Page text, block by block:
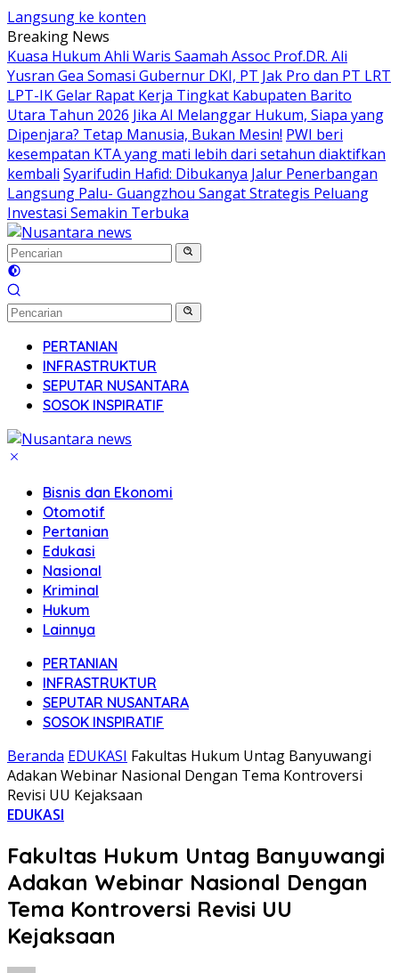
Langsung ke konten
Breaking News
Kuasa Hukum Ahli Waris Saamah Assoc Prof.DR. Ali
Yusran Gea Somasi Gubernur DKI, PT Jak Pro dan PT LRT
LPT-IK Gelar Rapat Kerja Tingkat Kabupaten Barito
Utara Tahun 2026 Jika AI Melanggar Hukum, Siapa yang
Dipenjara? Tetap Manusia, Bukan Mesin! PWI beri
kesempatan KTA yang mati lebih dari setahun diaktifkan
kembali Syarifudin Hafid: Dibukanya Jalur Penerbangan
Langsung Palu- Guangzhou Sangat Strategis Peluang
Investasi Semakin Terbuka
PERTANIAN
INFRASTRUKTUR
SEPUTAR NUSANTARA
SOSOK INSPIRATIF
Bisnis dan Ekonomi
Otomotif
Pertanian
Edukasi
Nasional
Kriminal
Hukum
Lainnya
PERTANIAN
INFRASTRUKTUR
SEPUTAR NUSANTARA
SOSOK INSPIRATIF
Beranda EDUKASI Fakultas Hukum Untag Banyuwangi
Adakan Webinar Nasional Dengan Tema Kontroversi
Revisi UU Kejaksaan
EDUKASI
Fakultas Hukum Untag Banyuwangi
Adakan Webinar Nasional Dengan
Tema Kontroversi Revisi UU
Kejaksaan